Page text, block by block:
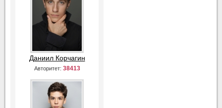
Даниил Корчагин
Авторитет: 38413